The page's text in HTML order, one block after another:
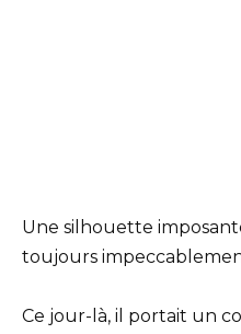
Une silhouette
toujours
Ce jour-là, il portait un